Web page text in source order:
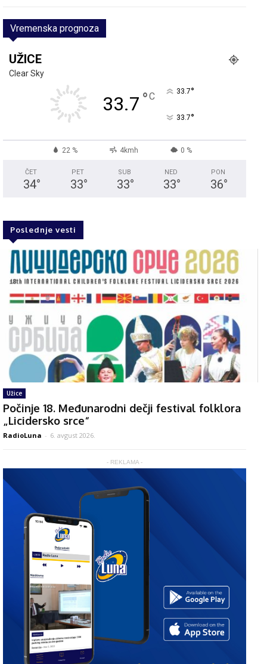
Vremenska prognoza
UŽICE
Clear Sky
33.7 °C 33.7°
33.7°
22 % 4kmh 0 %
ČET
34°
PET
33°
SUB
33°
NED
33°
PON
36°
Poslednje vesti
Užice
Počinje 18. Međunarodni dečji festival folklora
„Licidersko srce“
RadioLuna - 6. avgust 2026.
- REKLAMA -